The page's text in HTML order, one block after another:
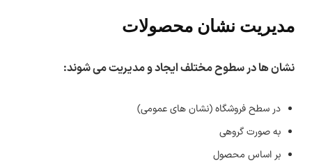
می شود.
مدیریت نشان محصولات
نشان ها در سطوح مختلف ایجاد و مدیریت می شوند:
در سطح فروشگاه (نشان های عمومی)
به صورت گروهی
بر اساس محصول